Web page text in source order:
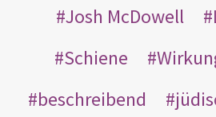
Josh McDowell
Schiene
beschreibend